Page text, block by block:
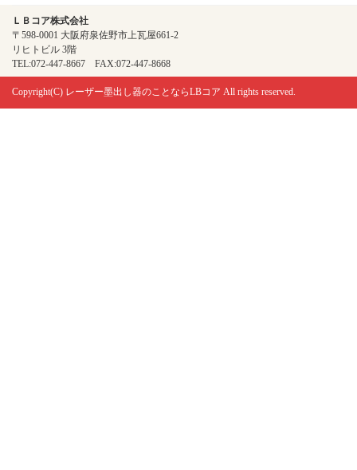
ＬＢコア株式会社
〒598-0001 大阪府泉佐野市上瓦屋661-2
リヒトビル 3階
TEL:072-447-8667 FAX:072-447-8668
Copyright(C) レーザー墨出し器のことならLBコア All rights reserved.